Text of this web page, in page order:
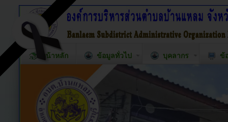
หน้าหลัก ข้อมูลทั่วไป บุคลากร ข้